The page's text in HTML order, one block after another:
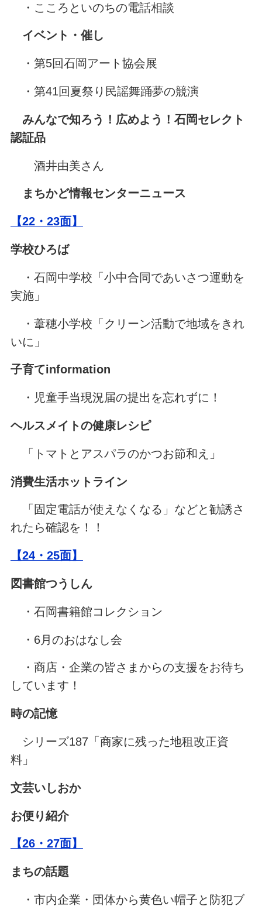
・こころといのちの電話相談
イベント・催し
・第5回石岡アート協会展
・第41回夏祭り民謡舞踊夢の競演
みんなで知ろう！広めよう！石岡セレクト
認証品
酒井由美さん
まちかど情報センターニュース
【22・23面】
学校ひろば
・石岡中学校「小中合同であいさつ運動を
実施」
・葦穂小学校「クリーン活動で地域をきれ
いに」
子育てinformation
・児童手当現況届の提出を忘れずに！
ヘルスメイトの健康レシピ
「トマトとアスパラのかつお節和え」
消費生活ホットライン
「固定電話が使えなくなる」などと勧誘さ
れたら確認を！！
【24・25面】
図書館つうしん
・石岡書籍館コレクション
・6月のおはなし会
・ 商店・企業の皆さまからの支援をお待ち
しています！
時の記憶
シリーズ187「商家に残った地租改正資
料」
文芸いしおか
お便り紹介
【26・27面】
まちの話題
・市内企業・団体から黄色い帽子と防犯ブ